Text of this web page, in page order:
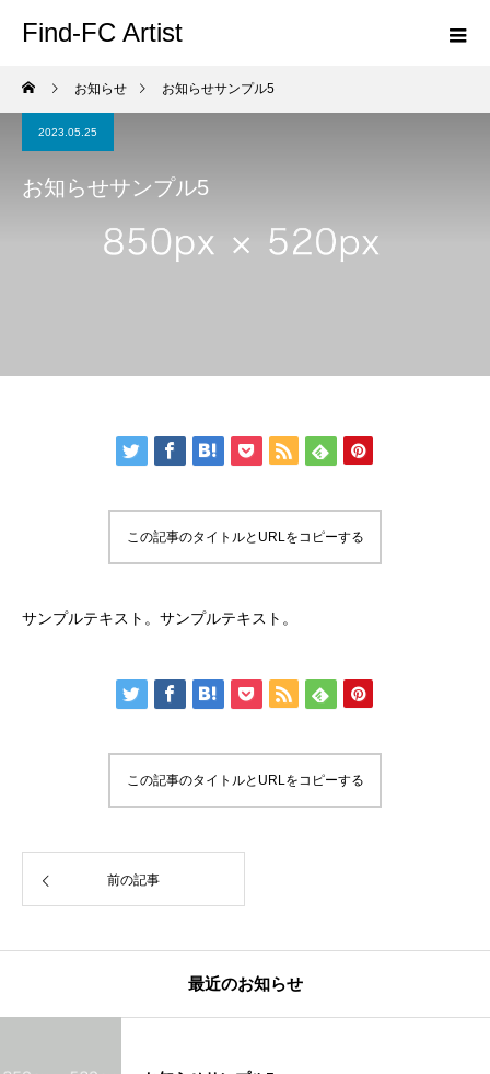
Find-FC Artist
お知らせ お知らせサンプル5
2023.05.25
お知らせサンプル5
この記事のタイトルとURLをコピーする
サンプルテキスト。サンプルテキスト。
この記事のタイトルとURLをコピーする
前の記事
最近のお知らせ